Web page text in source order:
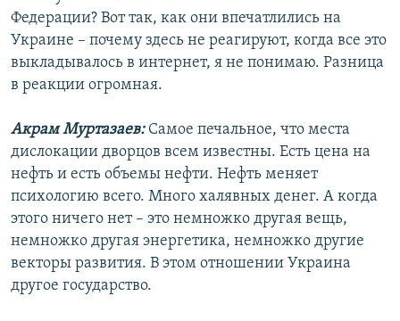
Федерации? Вот так, как они впечатлились на
Украине – почему здесь не реагируют, когда все это
выкладывалось в интернет, я не понимаю. Разница
в реакции огромная.
Акрам Муртазаев: Самое печальное, что места
дислокации дворцов всем известны. Есть цена на
нефть и есть объемы нефти. Нефть меняет
психологию всего. Много халявных денег. А когда
этого ничего нет – это немножко другая вещь,
немножко другая энергетика, немножко другие
векторы развития. В этом отношении Украина
другое государство.